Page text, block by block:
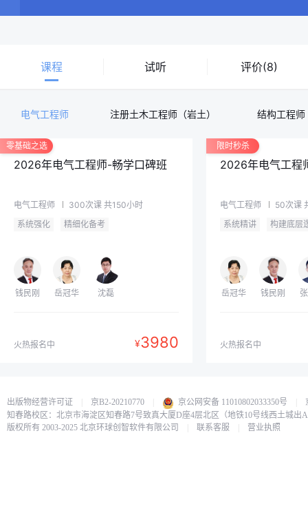
课程 试听 评价(8)
电气工程师 注册土木工程师（岩土） 结构工程师
零基础之选
2026年电气工程师-畅学口碑班
电气工程师 300次课 共150小时
系统强化
精细化备考
钱民刚 岳冠华 沈磊
火热报名中 ¥3980
限时秒杀
2026年电气工程
电气工程师 50次课
系统精讲
构建底层
岳冠华 钱民刚
火热报名中
出版物经营许可证 京B2-20210770 京公网安备 11010802033350号
知春路校区：北京市海淀区知春路7号致真大厦D座4层北区（地铁10号线西土城出
版权所有 2003-2025 北京环球创智软件有限公司
联系客服 营业执照